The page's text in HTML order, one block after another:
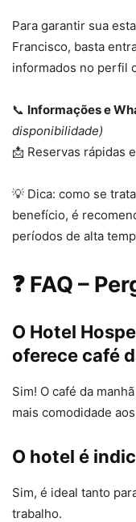
Para garantir sua
Francisco, basta
informados no perfil
📞 Informações e
disponibilidade)
📩 Reservas rápidas
💡 Dica: como se
benefício, é
períodos de alta
❓ FAQ –
O Hotel
oferece café
Sim! O café da
mais comodidade
O hotel é
Sim, é ideal tanto
trabalho.